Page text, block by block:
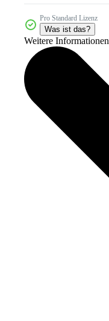
Pro Standard Lizenz
Was ist das?
Weitere Informationen